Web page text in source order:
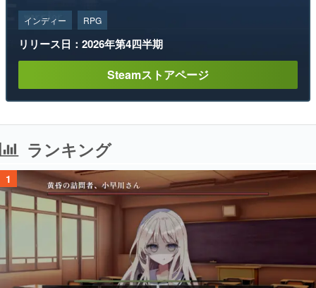
インディー RPG
リリース日：2026年第4四半期
Steamストアページ
ランキング
1